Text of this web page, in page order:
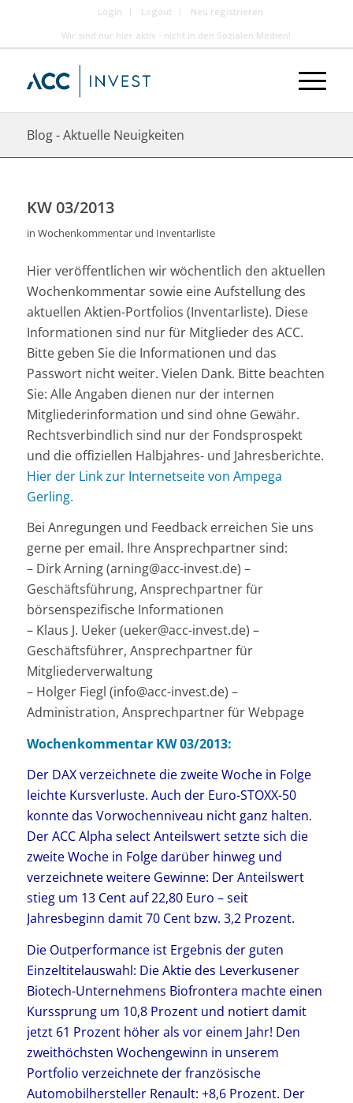
Login Logout
Neu registrieren
Wir sind nur hier aktiv - nicht in den Sozialen Medien!
Blog - Aktuelle Neuigkeiten
KW 03/2013
in Wochenkommentar und Inventarliste
Hier veröffentlichen wir wöchentlich den aktuellen
Wochenkommentar sowie eine Aufstellung des
aktuellen Aktien-Portfolios (Inventarliste). Diese
Informationen sind nur für Mitglieder des ACC.
Bitte geben Sie die Informationen und das
Passwort nicht weiter. Vielen Dank. Bitte beachten
Sie: Alle Angaben dienen nur der internen
Mitgliederinformation und sind ohne Gewähr.
Rechtsverbindlich sind nur der Fondsprospekt
und die offiziellen Halbjahres- und Jahresberichte.
Hier der Link zur Internetseite von Ampega
Gerling.
Bei Anregungen und Feedback erreichen Sie uns
gerne per email. Ihre Ansprechpartner sind:
– Dirk Arning (arning@acc-invest.de) –
Geschäftsführung, Ansprechpartner für
börsenspezifische Informationen
– Klaus J. Ueker (ueker@acc-invest.de) –
Geschäftsführer, Ansprechpartner für
Mitgliederverwaltung
– Holger Fiegl (info@acc-invest.de) –
Administration, Ansprechpartner für Webpage
Wochenkommentar KW 03/2013:
Der DAX verzeichnete die zweite Woche in Folge
leichte Kursverluste. Auch der Euro-STOXX-50
konnte das Vorwochenniveau nicht ganz halten.
Der ACC Alpha select Anteilswert setzte sich die
zweite Woche in Folge darüber hinweg und
verzeichnete weitere Gewinne: Der Anteilswert
stieg um 13 Cent auf 22,80 Euro – seit
Jahresbeginn damit 70 Cent bzw. 3,2 Prozent.
Die Outperformance ist Ergebnis der guten
Einzeltitelauswahl: Die Aktie des Leverkusener
Biotech-Unternehmens Biofrontera machte einen
Kurssprung um 10,8 Prozent und notiert damit
jetzt 61 Prozent höher als vor einem Jahr! Den
zweithöchsten Wochengewinn in unserem
Portfolio verzeichnete der französische
Automobilhersteller Renault: +8,6 Prozent. Der